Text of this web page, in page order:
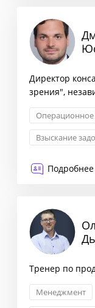
Директор
зрения",
Операционное
Взыскание
Тренер по
Менеджмент